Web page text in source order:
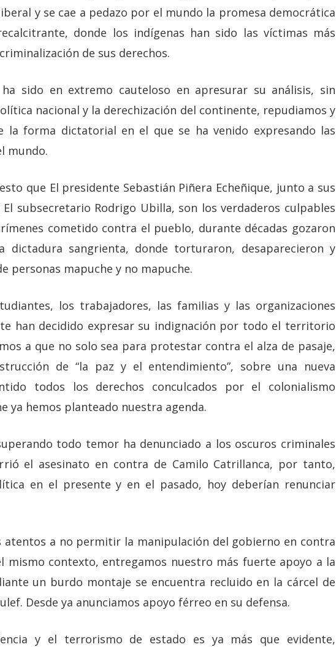
y se cae a pedazo por el mundo la promesa democrática
donde los indígenas han sido las víctimas más
de sus derechos.
sido en extremo cauteloso en apresurar su análisis, sin
nacional y la derechización del continente, repudiamos y
la forma dictatorial en el que se ha venido expresando las
mundo.
que El presidente Sebastián Piñera Echeñique, junto a sus
subsecretario Rodrigo Ubilla, son los verdaderos culpables
cometido contra el pueblo, durante décadas gozaron
dictadura sangrienta, donde torturaron, desaparecieron y
personas mapuche y no mapuche.
los trabajadores, las familias y las organizaciones
han decidido expresar su indignación por todo el territorio
a que no solo sea para protestar contra el alza de pasaje,
de “la paz y el entendimiento”, sobre una nueva
todos los derechos conculcados por el colonialismo
ya hemos planteado nuestra agenda.
todo temor ha denunciado a los oscuros criminales
el asesinato en contra de Camilo Catrillanca, por tanto,
en el presente y en el pasado, hoy deberían renunciar
atentos a no permitir la manipulación del gobierno en contra
mismo contexto, entregamos nuestro más fuerte apoyo a la
un burdo montaje se encuentra recluido en la cárcel de
Desde ya anunciamos apoyo férreo en su defensa.
y el terrorismo de estado es ya más que evidente,